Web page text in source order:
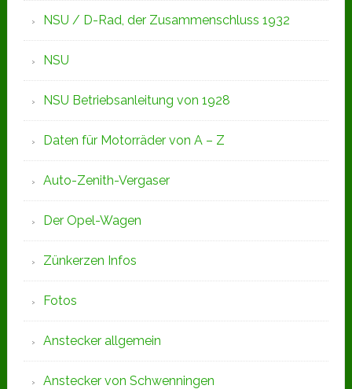
NSU / D-Rad, der Zusammenschluss 1932
NSU
NSU Betriebsanleitung von 1928
Daten für Motorräder von A – Z
Auto-Zenith-Vergaser
Der Opel-Wagen
Zünkerzen Infos
Fotos
Anstecker allgemein
Anstecker von Schwenningen